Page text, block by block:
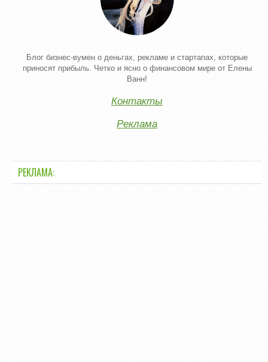
Блог бизнес-вумен о деньгах, рекламе и стартапах, которые
приносят прибыль. Четко и ясно о финансовом мире от Елены
Ванн!
Контакты
Реклама
РЕКЛАМА: